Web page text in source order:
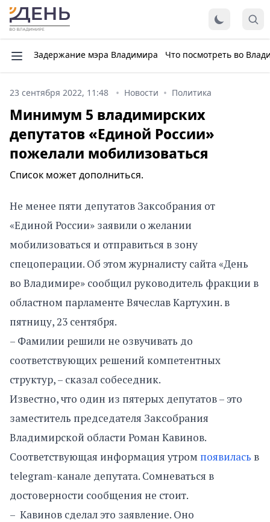
Задержание мэра Владимира Что посмотреть во
23 сентября 2022, 11:48 Новости Политика
Минимум 5 владимирских
депутатов «Единой России»
пожелали мобилизоваться
Список может дополниться.
Не менее пяти депутатов Заксобрания от
«Единой России» заявили о желании
мобилизоваться и отправиться в зону
спецоперации. Об этом журналисту сайта «День
во Владимире» сообщил руководитель фракции в
областном парламенте Вячеслав Картухин. в
пятницу, 23 сентября.
– Фамилии решили не озвучивать до
соответствующих решений компетентных
структур, – сказал собеседник.
Известно, что один из пятерых депутатов – это
заместитель председателя Заксобрания
Владимирской области Роман Кавинов.
Соответствующая информация утром появилась в
telegram-канале депутата. Сомневаться в
достоверности сообщения не стоит.
– Кавинов сделал это заявление. Оно